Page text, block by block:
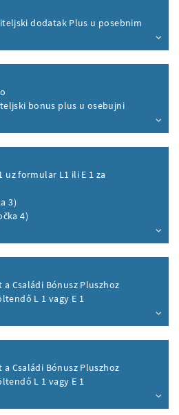
dodatak Plus u posebnim
bonus plus u osebujni
uz formular L1 ili E 1 za
3)
4)
Családi Bónusz Pluszhoz
L 1 vagy E 1
Családi Bónusz Pluszhoz
L 1 vagy E 1